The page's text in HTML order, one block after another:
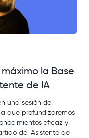
la Base
de IA
una sesión de
que profundizaremos
eficaz y
del Asistente de